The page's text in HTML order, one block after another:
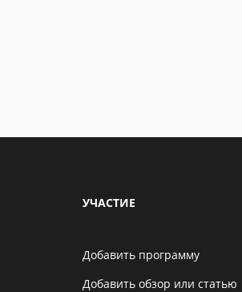
УЧАСТИЕ
Добавить программу
Добавить обзор или статью